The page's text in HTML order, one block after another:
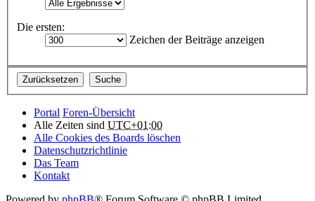
Die ersten:
Zeichen der Beiträge anzeigen
Portal Foren-Übersicht
Alle Zeiten sind UTC+01:00
Alle Cookies des Boards löschen
Datenschutzrichtlinie
Das Team
Kontakt